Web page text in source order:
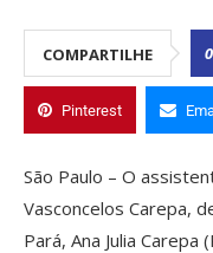
COMPARTILHE 0
Pinterest
São Paulo – O
Vasconcelos Carepa,
Pará, Ana Julia